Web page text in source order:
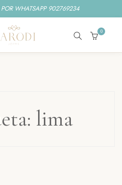
POR WHATSAPP 902769234
SEARCH
0
lima